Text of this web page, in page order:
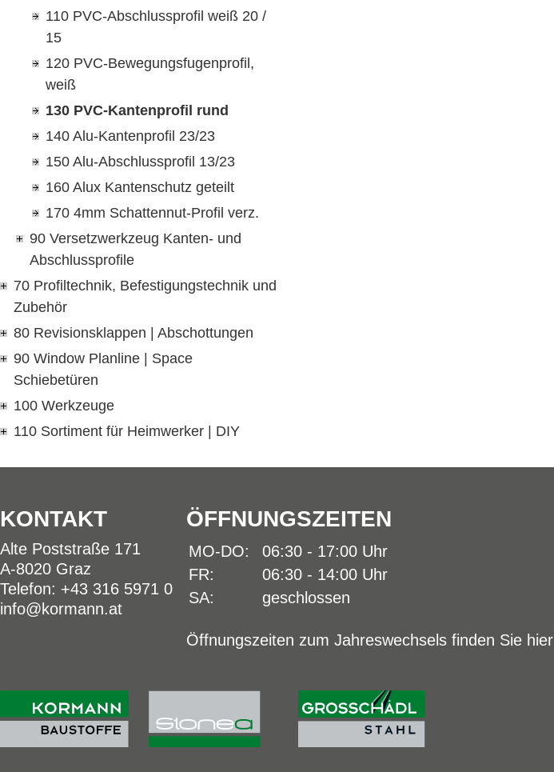
110 PVC-Abschlussprofil weiß 20 /
15
120 PVC-Bewegungsfugenprofil,
weiß
130 PVC-Kantenprofil rund
140 Alu-Kantenprofil 23/23
150 Alu-Abschlussprofil 13/23
160 Alux Kantenschutz geteilt
170 4mm Schattennut-Profil verz.
90 Versetzwerkzeug Kanten- und
Abschlussprofile
70 Profiltechnik, Befestigungstechnik und
Zubehör
80 Revisionsklappen | Abschottungen
90 Window Planline | Space
Schiebetüren
100 Werkzeuge
110 Sortiment für Heimwerker | DIY
KONTAKT
Alte Poststraße 171
A-8020 Graz
Telefon: +43 316 5971 0
info@kormann.at
ÖFFNUNGSZEITEN
MO-DO:
06:30 - 17:00 Uhr
FR:
06:30 - 14:00 Uhr
SA:
geschlossen
Öffnungszeiten zum Jahreswechsels finden Sie hier